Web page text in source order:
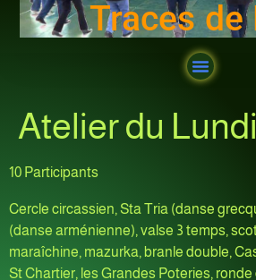
Traces de
Atelier du
10 Participants
Cercle circassien, Sta Tria (danse
(danse arménienne), valse 3 temps,
maraîchine, mazurka, branle double,
St Chartier, les Grandes Poteries, ronde